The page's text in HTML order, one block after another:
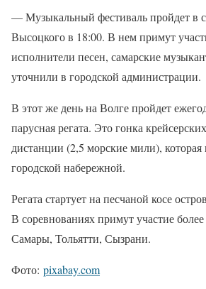
— Музыкальный фестиваль пройдет в
Высоцкого в 18:00. В нем примут
исполнители песен, самарские
уточнили в городской администрации.
В этот же день на Волге пройдет
парусная регата. Это гонка
дистанции (2,5 морские мили), которая
городской набережной.
Регата стартует на песчаной косе
В соревнованиях примут участие
Самары, Тольятти, Сызрани.
Фото: pixabay.com